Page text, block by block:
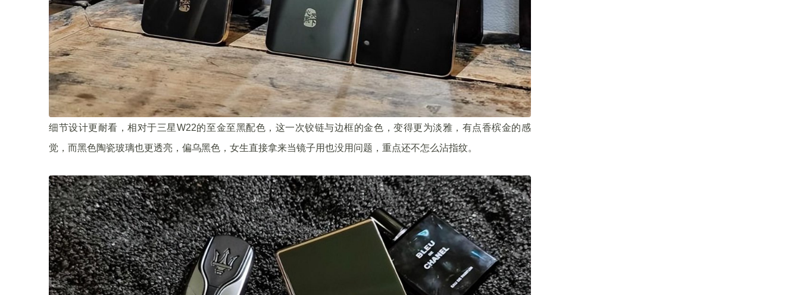
细节设计更耐看，相对于三星W22的至金至黑配色，这一次铰链与边框的金色，变得更为淡雅，有点香槟金的感
觉，而黑色陶瓷玻璃也更透亮，偏乌黑色，女生直接拿来当镜子用也没用问题，重点还不怎么沾指纹。